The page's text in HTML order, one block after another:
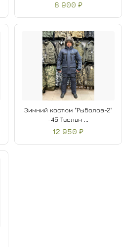
8 900 ₽
Зимний костюм "Рыболов-2"
-45 Таслан ...
12 950 ₽